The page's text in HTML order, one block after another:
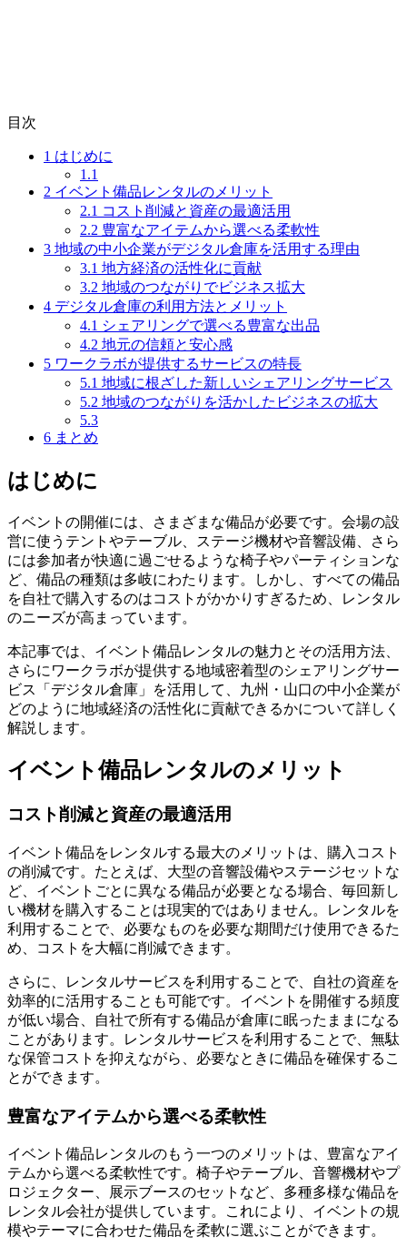
目次
1 はじめに
1.1
2 イベント備品レンタルのメリット
2.1 コスト削減と資産の最適活用
2.2 豊富なアイテムから選べる柔軟性
3 地域の中小企業がデジタル倉庫を活用する理由
3.1 地方経済の活性化に貢献
3.2 地域のつながりでビジネス拡大
4 デジタル倉庫の利用方法とメリット
4.1 シェアリングで選べる豊富な出品
4.2 地元の信頼と安心感
5 ワークラボが提供するサービスの特長
5.1 地域に根ざした新しいシェアリングサービス
5.2 地域のつながりを活かしたビジネスの拡大
5.3
6 まとめ
はじめに
イベントの開催には、さまざまな備品が必要です。会場の設
営に使うテントやテーブル、ステージ機材や音響設備、さら
には参加者が快適に過ごせるような椅子やパーティションな
ど、備品の種類は多岐にわたります。しかし、すべての備品
を自社で購入するのはコストがかかりすぎるため、レンタル
のニーズが高まっています。
本記事では、イベント備品レンタルの魅力とその活用方法、
さらにワークラボが提供する地域密着型のシェアリングサー
ビス「デジタル倉庫」を活用して、九州・山口の中小企業が
どのように地域経済の活性化に貢献できるかについて詳しく
解説します。
イベント備品レンタルのメリット
コスト削減と資産の最適活用
イベント備品をレンタルする最大のメリットは、購入コスト
の削減です。たとえば、大型の音響設備やステージセットな
ど、イベントごとに異なる備品が必要となる場合、毎回新し
い機材を購入することは現実的ではありません。レンタルを
利用することで、必要なものを必要な期間だけ使用できるた
め、コストを大幅に削減できます。
さらに、レンタルサービスを利用することで、自社の資産を
効率的に活用することも可能です。イベントを開催する頻度
が低い場合、自社で所有する備品が倉庫に眠ったままになる
ことがあります。レンタルサービスを利用することで、無駄
な保管コストを抑えながら、必要なときに備品を確保するこ
とができます。
豊富なアイテムから選べる柔軟性
イベント備品レンタルのもう一つのメリットは、豊富なアイ
テムから選べる柔軟性です。椅子やテーブル、音響機材やプ
ロジェクター、展示ブースのセットなど、多種多様な備品を
レンタル会社が提供しています。これにより、イベントの規
模やテーマに合わせた備品を柔軟に選ぶことができます。